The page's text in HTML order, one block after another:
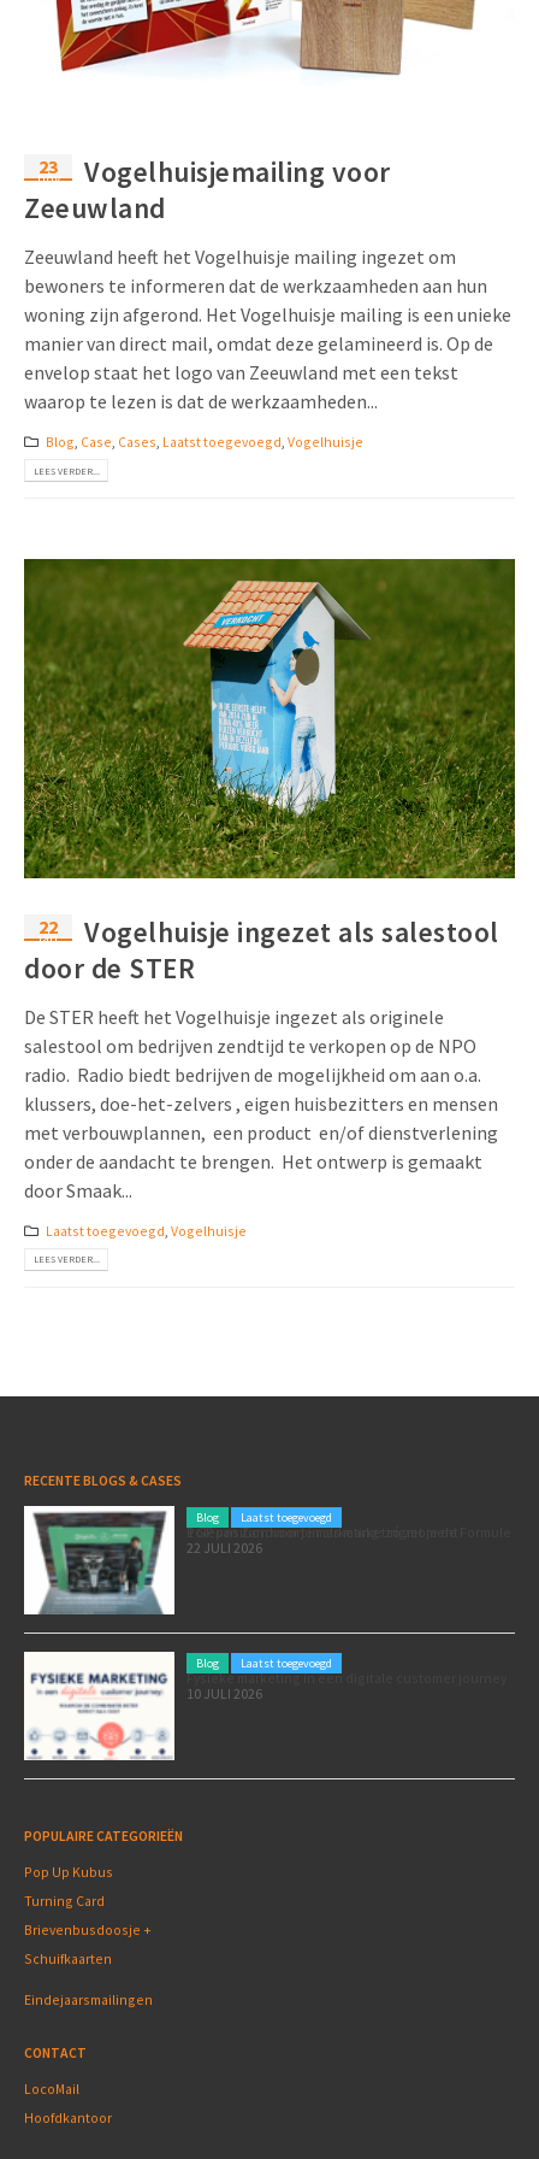
23
nov
Vogelhuisjemailing voor
Zeeuwland
Zeeuwland heeft het Vogelhuisje mailing ingezet om
bewoners te informeren dat de werkzaamheden aan hun
woning zijn afgerond. Het Vogelhuisje mailing is een unieke
manier van direct mail, omdat deze gelamineerd is. Op de
envelop staat het logo van Zeeuwland met een tekst
waarop te lezen is dat de werkzaamheden...
Blog, Case, Cases, Laatst toegevoegd, Vogelhuisje
LEES VERDER...
22
jan
Vogelhuisje ingezet als salestool
door de STER
De STER heeft het Vogelhuisje ingezet als originele
salestool om bedrijven zendtijd te verkopen op de NPO
radio. Radio biedt bedrijven de mogelijkheid om aan o.a.
klussers, doe-het-zelvers , eigen huisbezitters en mensen
met verbouwplannen, een product en/of dienstverlening
onder de aandacht te brengen. Het ontwerp is gemaakt
door Smaak...
Laatst toegevoegd, Vogelhuisje
LEES VERDER...
RECENTE BLOGS & CASES
Blog Laatst toegevoegd
Poleposition voor je marketing: zó zet je de Formule 1 GP van Zandvoort in als marketingmoment
22 JULI 2026
Blog Laatst toegevoegd
Fysieke marketing in een digitale customer journey
10 JULI 2026
POPULAIRE CATEGORIEËN
Pop Up Kubus
Turning Card
Brievenbusdoosje +
Schuifkaarten
Eindejaarsmailingen
CONTACT
LocoMail
Hoofdkantoor
Pop-up Kaarten
Twin Sliders
Tabkaarten
Budget kaarten
Andere opvallende mailings
Alle producten
Media Marketing
Marketing in de Zorg
Duurzame Marketing
Marketing voor Scholen
Food Marketing
Uitnodigingen
Kalender maken
Over Ons
Contactgegevens
Duurzaamheid
Brochure downloaden